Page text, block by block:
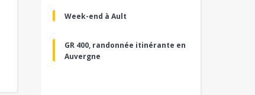
Week-end à Ault
GR 400, randonnée itinérante en
Auvergne